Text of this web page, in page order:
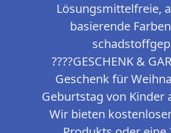
Lösungsmittelfreie,
basierende
????GESCHENK &
Geschenk für
Geburtstag von Kinder
Wir bieten